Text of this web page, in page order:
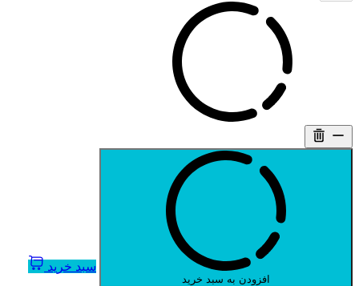
افزودن به سبد خرید
سبد خرید